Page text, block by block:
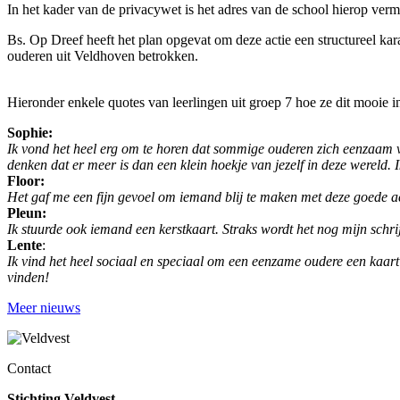
In het kader van de privacywet is het adres van de school hierop
Bs. Op Dreef heeft het plan opgevat om deze actie een structureel
ouderen uit Veldhoven betrokken.
Hieronder enkele quotes van leerlingen uit groep 7 hoe ze dit mooie
Sophie:
Ik vond het heel erg om te horen dat sommige ouderen zich
denken dat er meer is dan een klein hoekje van jezelf in deze
Floor:
Het gaf me een fijn gevoel om iemand blij te maken met deze goede
Pleun:
Ik stuurde ook iemand een kerstkaart. Straks wordt het nog mijn
Lente:
Ik vind het heel sociaal en speciaal om een eenzame oudere een
vinden!
Meer nieuws
Contact